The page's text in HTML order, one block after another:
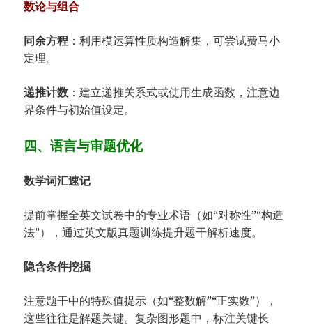
数论与组合
同余方程 ：利用模运算性质构造解集，可尝试费马小
定理。
递推计数 ：建立递推关系式或使用生成函数，注意边
界条件与初始值设定。
四、语言与审题优化
数学词汇速记
提前掌握全英文试卷中的专业术语（如“对称性”“构造
法”），通过英文版真题训练提升题干解析速度。
隐含条件挖掘
注意题干中的特殊值提示（如“整数解”“正实数”），
这些往往是解题关键。复杂图形题中，标注关键长